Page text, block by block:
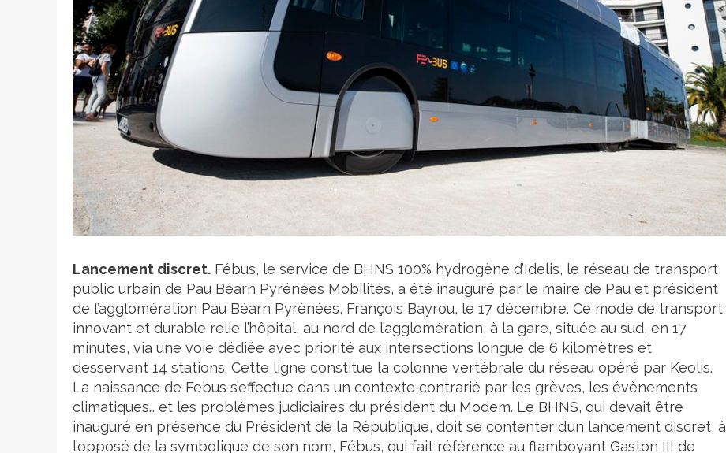
Crédit photo
Lancement discret. Fébus, le service de BHNS 100% hydrogène d’Idelis, le réseau de transport
public urbain de Pau Béarn Pyrénées Mobilités, a été inauguré par le maire de Pau et président
de l’agglomération Pau Béarn Pyrénées, François Bayrou, le 17 décembre. Ce mode de transport
innovant et durable relie l’hôpital, au nord de l’agglomération, à la gare, située au sud, en 17
minutes, via une voie dédiée avec priorité aux intersections longue de 6 kilomètres et
desservant 14 stations. Cette ligne constitue la colonne vertébrale du réseau opéré par Keolis.
La naissance de Febus s’effectue dans un contexte contrarié par les grèves, les évènements
climatiques… et les problèmes judiciaires du président du Modem. Le BHNS, qui devait être
inauguré en présence du Président de la République, doit se contenter d’un lancement discret, à
l’opposé de la symbolique de son nom, Fébus, qui fait référence au flamboyant Gaston III de